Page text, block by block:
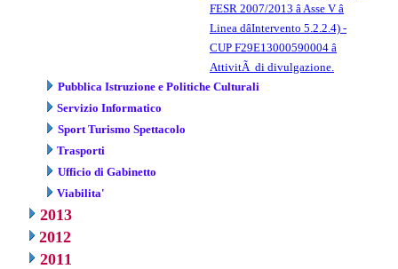
FESR 2007/2013 â Asse V â
Linea dâIntervento 5.2.2.4) -
CUP F29E13000590004 â
AttivitÃ di divulgazione.
Pubblica Istruzione e Politiche Culturali
Servizio Informatico
Sport Turismo Spettacolo
Trasporti
Ufficio di Gabinetto
Viabilita'
2013
2012
2011